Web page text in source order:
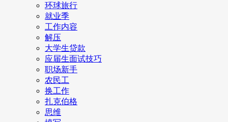
环球旅行
就业季
工作内容
解压
大学生贷款
应届生面试技巧
职场新手
农民工
换工作
扎克伯格
思维